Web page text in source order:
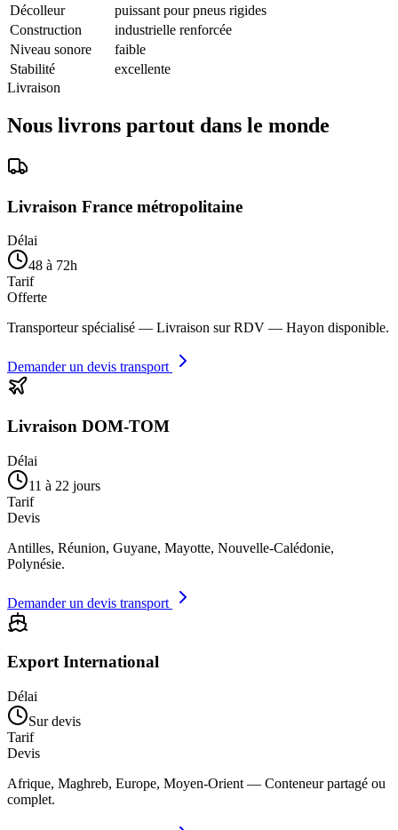
Décolleur
puissant pour pneus rigides
Construction
industrielle renforcée
Niveau sonore
faible
Stabilité
excellente
Livraison
Nous livrons partout dans le monde
Livraison France métropolitaine
Délai
48 à 72h
Tarif
Offerte
Transporteur spécialisé — Livraison sur RDV — Hayon disponible.
Demander un devis transport
Livraison DOM-TOM
Délai
11 à 22 jours
Tarif
Devis
Antilles, Réunion, Guyane, Mayotte, Nouvelle-Calédonie,
Polynésie.
Demander un devis transport
Export International
Délai
Sur devis
Tarif
Devis
Afrique, Maghreb, Europe, Moyen-Orient — Conteneur partagé ou
complet.